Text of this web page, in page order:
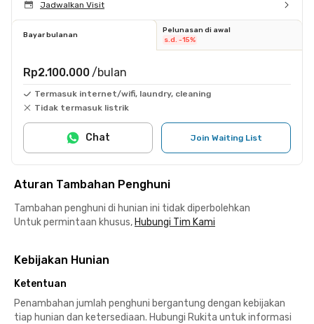
Jadwalkan Visit
Bayar bulanan
Pelunasan di awal
s.d. -15%
Rp2.100.000 /bulan
Termasuk internet/wifi, laundry, cleaning
Tidak termasuk listrik
Join Waiting List
Chat
Aturan Tambahan Penghuni
Tambahan penghuni di hunian ini tidak diperbolehkan
Untuk permintaan khusus, Hubungi Tim Kami
Kebijakan Hunian
Ketentuan
Penambahan jumlah penghuni bergantung dengan kebijakan
tiap hunian dan ketersediaan. Hubungi Rukita untuk informasi